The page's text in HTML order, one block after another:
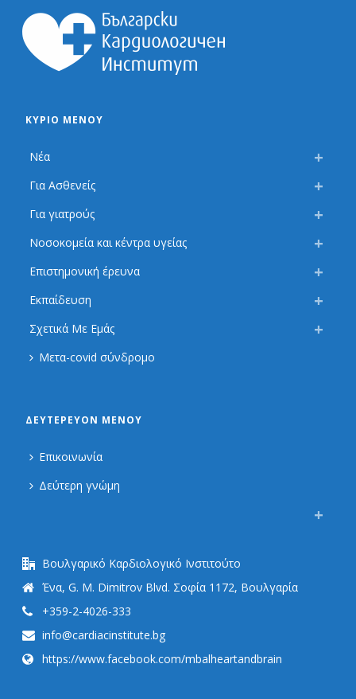
ΚΎΡΙΟ ΜΕΝΟΎ
Νέα
Για Ασθενείς
Για γιατρούς
Νοσοκομεία και κέντρα υγείας
Επιστημονική έρευνα
Εκπαίδευση
Σχετικά Με Εμάς
Μετα-covid σύνδρομο
ΔΕΥΤΕΡΕΎΟΝ ΜΕΝΟΎ
Επικοινωνία
Δεύτερη γνώμη
Βουλγαρικό Καρδιολογικό Ινστιτούτο
Ένα, G. M. Dimitrov Blvd. Σοφία 1172, Βουλγαρία
+359-2-4026-333
info@cardiacinstitute.bg
https://www.facebook.com/mbalheartandbrain